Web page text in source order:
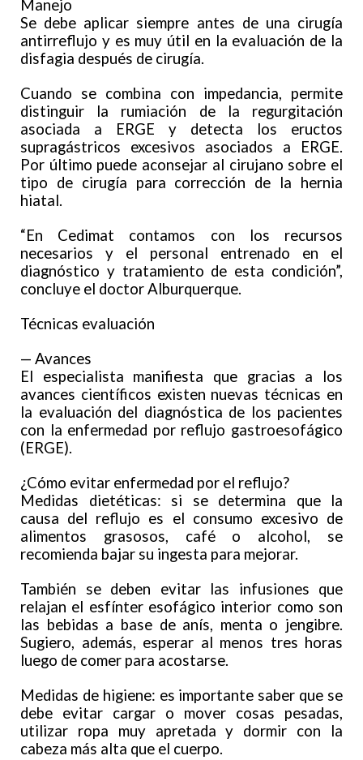
Manejo
Se debe aplicar siempre antes de una cirugía
antirreflujo y es muy útil en la evaluación de la
disfagia después de cirugía.
Cuando se combina con impedancia, permite
distinguir la rumiación de la regurgitación
asociada a ERGE y detecta los eructos
supragástricos excesivos asociados a ERGE.
Por último puede aconsejar al cirujano sobre el
tipo de cirugía para corrección de la hernia
hiatal.
“En Cedimat contamos con los recursos
necesarios y el personal entrenado en el
diagnóstico y tratamiento de esta condición”,
concluye el doctor Alburquerque.
Técnicas evaluación
— Avances
El especialista manifiesta que gracias a los
avances científicos existen nuevas técnicas en
la evaluación del diagnóstica de los pacientes
con la enfermedad por reflujo gastroesofágico
(ERGE).
¿Cómo evitar enfermedad por el reflujo?
Medidas dietéticas: si se determina que la
causa del reflujo es el consumo excesivo de
alimentos grasosos, café o alcohol, se
recomienda bajar su ingesta para mejorar.
También se deben evitar las infusiones que
relajan el esfínter esofágico interior como son
las bebidas a base de anís, menta o jengibre.
Sugiero, además, esperar al menos tres horas
luego de comer para acostarse.
Medidas de higiene: es importante saber que se
debe evitar cargar o mover cosas pesadas,
utilizar ropa muy apretada y dormir con la
cabeza más alta que el cuerpo.